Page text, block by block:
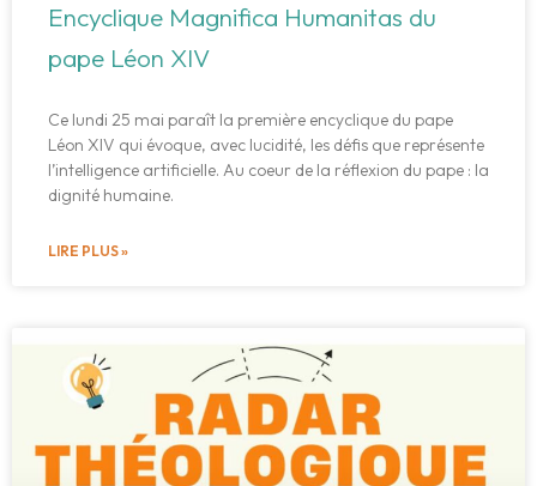
Encyclique Magnifica Humanitas du
pape Léon XIV
Ce lundi 25 mai paraît la première encyclique du pape
Léon XIV qui évoque, avec lucidité, les défis que représente
l’intelligence artificielle. Au coeur de la réflexion du pape : la
dignité humaine.
LIRE PLUS »